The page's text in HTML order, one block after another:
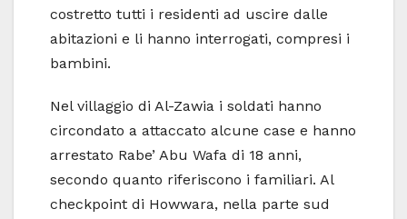
costretto tutti i residenti ad uscire dalle
abitazioni e li hanno interrogati, compresi i
bambini.
Nel villaggio di Al-Zawia i soldati hanno
circondato a attaccato alcune case e hanno
arrestato Rabe’ Abu Wafa di 18 anni,
secondo quanto riferiscono i familiari. Al
checkpoint di Howwara, nella parte sud